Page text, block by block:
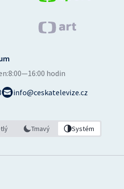
8:00—16:00 hodin
info@ceskatelevize.cz
Tmavý Systém